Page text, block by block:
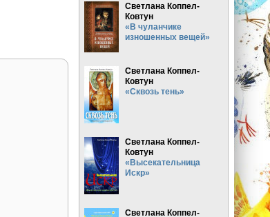
Светлана Коппел-
Ковтун
«В чуланчике
изношенных вещей»
Светлана Коппел-
Ковтун
«Сквозь тень»
Светлана Коппел-
Ковтун
«Высекательница
Искр»
Светлана Коппел-